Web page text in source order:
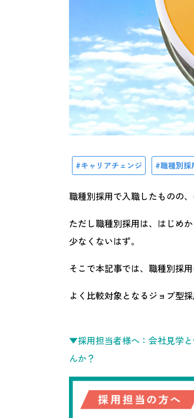
キャリアチェンジ 職種別採
職種別採用で入職したものの
ただし職種別採用は、はじめ
少なくないはず。
そこで本記事では、職種別採
よく比較対象となるジョブ型
▼採用担当者様へ：会社見学
んか？